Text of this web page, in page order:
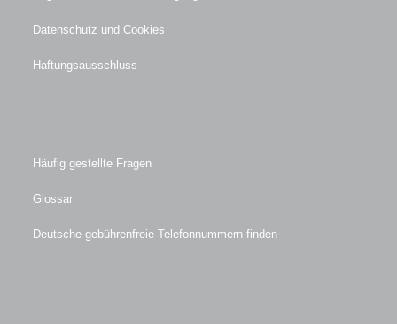
Datenschutz und Cookies
Haftungsausschluss
Häufig gestellte Fragen
Glossar
Deutsche gebührenfreie Telefonnummern finden